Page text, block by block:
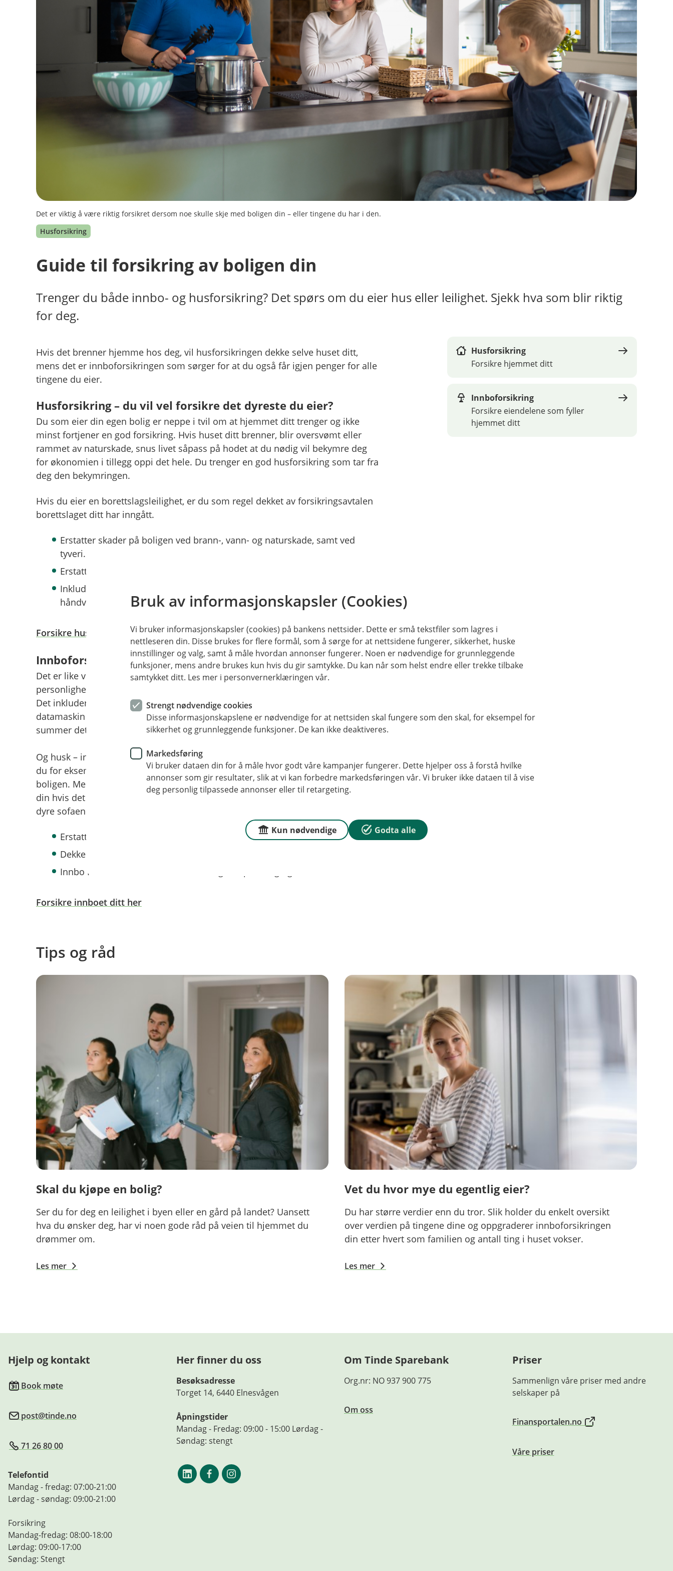
Det er viktig å være riktig forsikret dersom noe skulle skje med boligen din – eller tingene du har i den.
Husforsikring
Guide til forsikring av boligen din
Trenger du både innbo- og husforsikring? Det spørs om du eier hus eller leilighet. Sjekk hva som blir riktig
for deg.
Hvis det brenner hjemme hos deg, vil husforsikringen dekke selve huset ditt,
mens det er innboforsikringen som sørger for at du også får igjen penger for alle
tingene du eier.
Husforsikring – du vil vel forsikre det dyreste du eier?
Du som eier din egen bolig er neppe i tvil om at hjemmet ditt trenger og ikke
minst fortjener en god forsikring. Hvis huset ditt brenner, blir oversvømt eller
rammet av naturskade, snus livet såpass på hodet at du nødig vil bekymre deg
for økonomien i tillegg oppi det hele. Du trenger en god husforsikring som tar fra
deg den bekymringen.
Hvis du eier en borettslagsleilighet, er du som regel dekket av forsikringsavtalen
borettslaget ditt har inngått.
Erstatter skader på boligen ved brann-, vann- og naturskade, samt ved
tyveri.
Erstatter ombygging av boligen hvis du blir invalid etter ulykke.
Inkluderer fri rettshjelp hvis du for eksempel kommer i konflikt med
håndverkere.
Forsikre huset ditt her
Innboforsikring – vet du egentlig hvor mye du eier?
Det er like viktig å forsikre interiøret som selve bygningen. Det er her
personligheten og hjemmefølelsen ligger. Det som gjør boligen din til et hjem.
Det inkluderer ikke minst alle de innretningene du bruker i det daglige: klær,
datamaskin og møbler for å nevne noe. Mange blir overrasket over hvor store
summer det blir når du legger sammen verdien på alt du har i skuffer og skap.
Og husk – innboforsikring er viktig også om du ikke eier stedet der du bor. Leier
du for eksempel, er det huseieren som har boligforsikring som dekker skader på
boligen. Mens du selv må sørge for å ha en innboforsikring som dekker tapene
din hvis det for eksempel brenner eller skjer en vannlekkasje som skader den
dyre sofaen din.
Erstatter skader på tingene dine forårsaket ved vann, brann eller tyveri.
Dekker tyveri fra uteareal på forsikringsstedet.
Innbo Pluss inkluderer uhellsforsikring ved plutselig og uforutsette skader.
Forsikre innboet ditt her
Husforsikring
Forsikre hjemmet ditt
Innboforsikring
Forsikre eiendelene som fyller
hjemmet ditt
Tips og råd
Skal du kjøpe en bolig?
Ser du for deg en leilighet i byen eller en gård på landet? Uansett
hva du ønsker deg, har vi noen gode råd på veien til hjemmet du
drømmer om.
Les mer
Vet du hvor mye du egentlig eier?
Du har større verdier enn du tror. Slik holder du enkelt oversikt
over verdien på tingene dine og oppgraderer innboforsikringen
din etter hvert som familien og antall ting i huset vokser.
Les mer
Hjelp og kontakt
Book møte
post@tinde.no
71 26 80 00
Telefontid
Mandag - fredag: 07:00-21:00
Lørdag - søndag: 09:00-21:00
Forsikring
Mandag-fredag: 08:00-18:00
Lørdag: 09:00-17:00
Søndag: Stengt
Her finner du oss
Besøksadresse
Torget 14, 6440 Elnesvågen
Åpningstider
Mandag - Fredag: 09:00 - 15:00 Lørdag -
Søndag: stengt
Om Tinde Sparebank
Org.nr: NO 937 900 775
Om oss
Priser
Sammenlign våre priser med andre
selskaper på
Finansportalen.no
Våre priser
Bruk av informasjonskapsler (Cookies)
Vi bruker informasjonskapsler (cookies) på bankens nettsider. Dette er små tekstfiler som lagres i
nettleseren din. Disse brukes for flere formål, som å sørge for at nettsidene fungerer, sikkerhet, huske
innstillinger og valg, samt å måle hvordan annonser fungerer. Noen er nødvendige for grunnleggende
funksjoner, mens andre brukes kun hvis du gir samtykke. Du kan når som helst endre eller trekke tilbake
samtykket ditt. Les mer i personvernerklæringen vår.
Strengt nødvendige cookies
Disse informasjonskapslene er nødvendige for at nettsiden skal fungere som den skal, for eksempel for
sikkerhet og grunnleggende funksjoner. De kan ikke deaktiveres.
Markedsføring
Vi bruker dataen din for å måle hvor godt våre kampanjer fungerer. Dette hjelper oss å forstå hvilke
annonser som gir resultater, slik at vi kan forbedre markedsføringen vår. Vi bruker ikke dataen til å vise
deg personlig tilpassede annonser eller til retargeting.
Kun nødvendige Godta alle